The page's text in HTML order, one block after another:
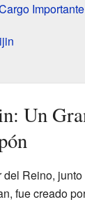
Importante
Un
Reino,
fue creado